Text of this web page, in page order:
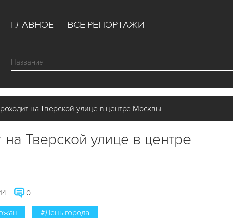
ГЛАВНОЕ ВСЕ РЕПОРТАЖИ
на Тверской улице в центре Москвы
Тверской улице в центре
0
#День города